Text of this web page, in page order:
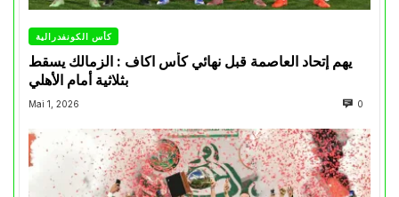
كأس الكونفدرالية
يهم إتحاد العاصمة قبل نهائي كأس اكاف : الزمالك يسقط
Mai 1, 2026 0